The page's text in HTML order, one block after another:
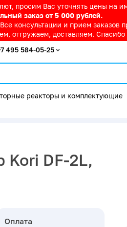
просим Вас уточнять цены на
заказ от 5 000 рублей.
консультации и прием заказов
отгружаем, доставляем.
495 584-05-25
реакторы и комплектующие
Kori DF-2L,
Оплата